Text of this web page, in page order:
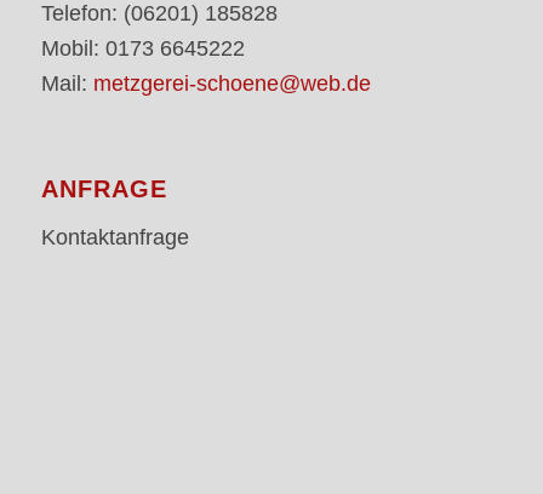
Telefon: (06201) 185828
Mobil: 0173 6645222
Mail: metzgerei-schoene@web.de
ANFRAGE
Kontaktanfrage